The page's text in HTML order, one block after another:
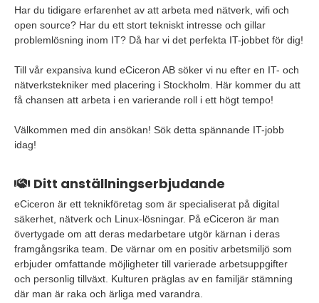
Har du tidigare erfarenhet av att arbeta med nätverk, wifi och
open source? Har du ett stort tekniskt intresse och gillar
problemlösning inom IT? Då har vi det perfekta IT-jobbet för dig!
Till vår expansiva kund eCiceron AB söker vi nu efter en IT- och
nätverkstekniker med placering i Stockholm. Här kommer du att
få chansen att arbeta i en varierande roll i ett högt tempo!
Välkommen med din ansökan! Sök detta spännande IT-jobb
idag!
Ditt anställningserbjudande
eCiceron är ett teknikföretag som är specialiserat på digital
säkerhet, nätverk och Linux-lösningar. På eCiceron är man
övertygade om att deras medarbetare utgör kärnan i deras
framgångsrika team. De värnar om en positiv arbetsmiljö som
erbjuder omfattande möjligheter till varierade arbetsuppgifter
och personlig tillväxt. Kulturen präglas av en familjär stämning
där man är raka och ärliga med varandra.